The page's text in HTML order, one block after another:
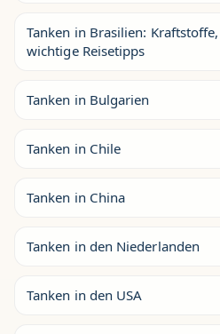
Tanken in Brasilien:
wichtige Reisetipps
Tanken in Bulgarien
Tanken in Chile
Tanken in China
Tanken in den Niederlanden
Tanken in den USA